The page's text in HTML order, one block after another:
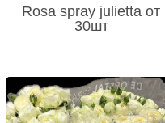
Rosa spray julietta от
30шт